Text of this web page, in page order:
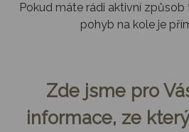
Pokud máte rádi aktivní
pohyb na kole je
Zde jsme pro
informace, ze